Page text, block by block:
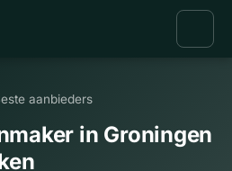
aanbieders
in Groningen